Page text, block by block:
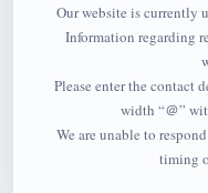
Our website is currently
Information regarding
Please enter the contact
width “＠”
We are unable to
timing